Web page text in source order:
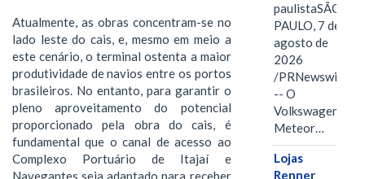
Atualmente, as obras concentram-se no
lado leste do cais, e, mesmo em meio a
este cenário, o terminal ostenta a maior
produtividade de navios entre os portos
brasileiros. No entanto, para garantir o
pleno aproveitamento do potencial
proporcionado pela obra do cais, é
fundamental que o canal de acesso ao
Complexo Portuário de Itajaí e
paulistaSÃO
PAULO, 7 de
agosto de
2026
/PRNewswire/
-- O
Volkswagen
Meteor…
Lojas
Renner